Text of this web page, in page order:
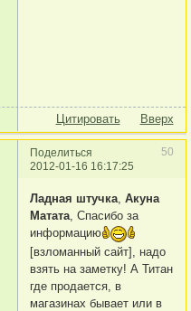
Цитировать Вверх
Поделиться
50
2012-01-16 16:17:25
Ладная штучка Акуна
Матата , Спасибо за
информацию
[взломанный сайт], надо
взять на заметку! А Титан
где продается, в
магазинах бывает или в